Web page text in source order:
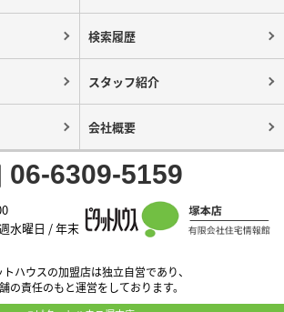
検索履歴
スタッフ紹介
会社概要
06-6309-5159
水曜日 / 年末
トハウスの加盟店は独立自営であり、
の責任のもと運営をしております。